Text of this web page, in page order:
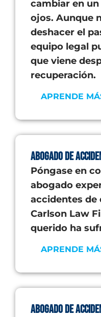
cambiar en
ojos. Aunque
deshacer el
equipo legal
que viene
recuperación.
APRENDE
Abogado de
Póngase en
abogado
accidentes de
Carlson Law
querido ha
APRENDE
Abogado de